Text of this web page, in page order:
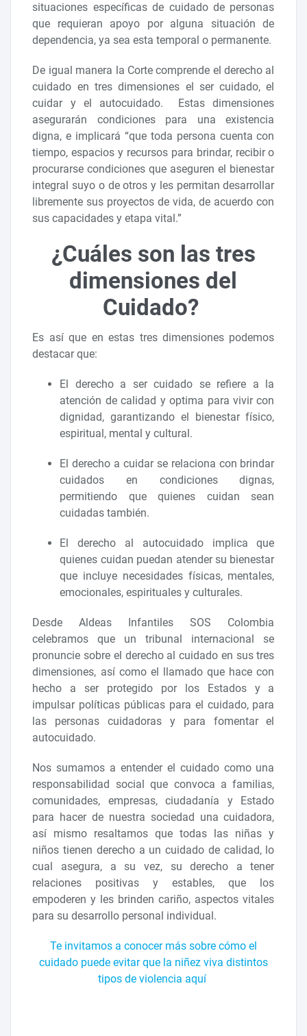
situaciones específicas de cuidado de personas
que requieran apoyo por alguna situación de
dependencia, ya sea esta temporal o permanente.
De igual manera la Corte comprende el derecho al
cuidado en tres dimensiones el ser cuidado, el
cuidar y el autocuidado. Estas dimensiones
asegurarán condiciones para una existencia
digna, e implicará “que toda persona cuenta con
tiempo, espacios y recursos para brindar, recibir o
procurarse condiciones que aseguren el bienestar
integral suyo o de otros y les permitan desarrollar
libremente sus proyectos de vida, de acuerdo con
sus capacidades y etapa vital.”
¿Cuáles son las tres
dimensiones del
Cuidado?
Es así que en estas tres dimensiones podemos
destacar que:
El derecho a ser cuidado se refiere a la
atención de calidad y optima para vivir con
dignidad, garantizando el bienestar físico,
espiritual, mental y cultural.
El derecho a cuidar se relaciona con brindar
cuidados en condiciones dignas,
permitiendo que quienes cuidan sean
cuidadas también.
El derecho al autocuidado implica que
quienes cuidan puedan atender su bienestar
que incluye necesidades físicas, mentales,
emocionales, espirituales y culturales.
Desde Aldeas Infantiles SOS Colombia
celebramos que un tribunal internacional se
pronuncie sobre el derecho al cuidado en sus tres
dimensiones, así como el llamado que hace con
hecho a ser protegido por los Estados y a
impulsar políticas públicas para el cuidado, para
las personas cuidadoras y para fomentar el
autocuidado.
Nos sumamos a entender el cuidado como una
responsabilidad social que convoca a familias,
comunidades, empresas, ciudadanía y Estado
para hacer de nuestra sociedad una cuidadora,
así mismo resaltamos que todas las niñas y
niños tienen derecho a un cuidado de calidad, lo
cual asegura, a su vez, su derecho a tener
relaciones positivas y estables, que los
empoderen y les brinden cariño, aspectos vitales
para su desarrollo personal individual.
Te invitamos a conocer más sobre cómo el
cuidado puede evitar que la niñez viva distintos
tipos de violencia aquí